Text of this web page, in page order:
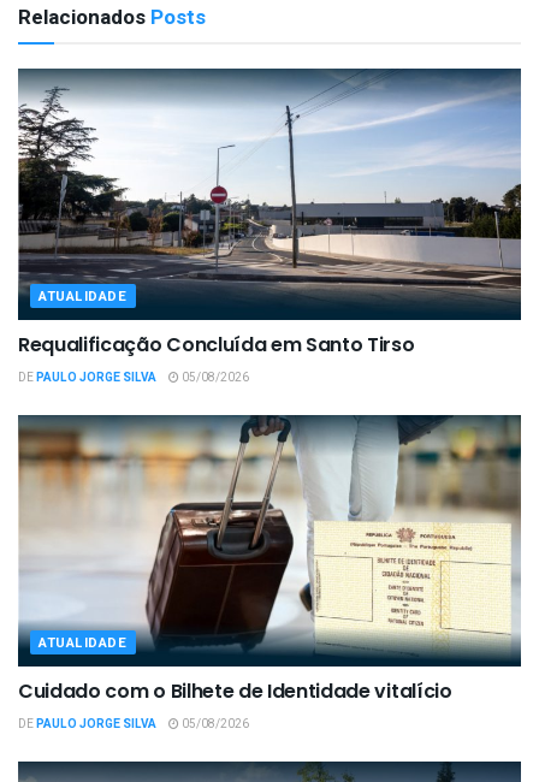
Relacionados Posts
ATUALIDADE
Requalificação Concluída em Santo Tirso
DEPAULO JORGE SILVA 05/08/2026
ATUALIDADE
Cuidado com o Bilhete de Identidade vitalício
DEPAULO JORGE SILVA 05/08/2026